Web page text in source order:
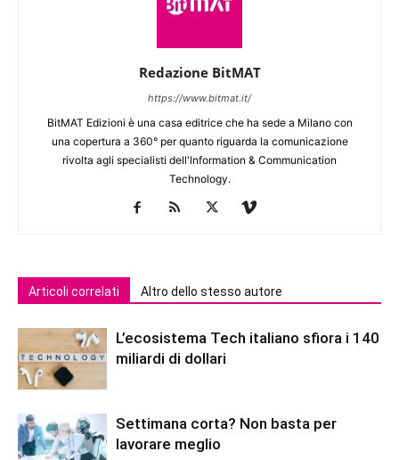
Redazione BitMAT
https://www.bitmat.it/
BitMAT Edizioni è una casa editrice che ha sede a Milano con
una copertura a 360° per quanto riguarda la comunicazione
rivolta agli specialisti dell'lnformation & Communication
Technology.
Articoli correlati Altro dello stesso autore
L’ecosistema Tech italiano sfiora i 140
miliardi di dollari
Settimana corta? Non basta per
lavorare meglio